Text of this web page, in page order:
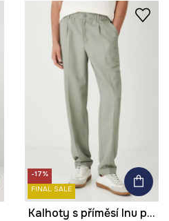
-17%
FINAL SALE
Kalhoty s příměsí lnu pánské hladký povrch